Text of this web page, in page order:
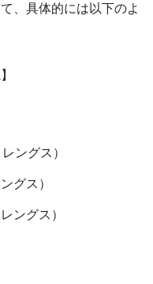
、具体的には以下のよ
ングス）
グス）
ングス）